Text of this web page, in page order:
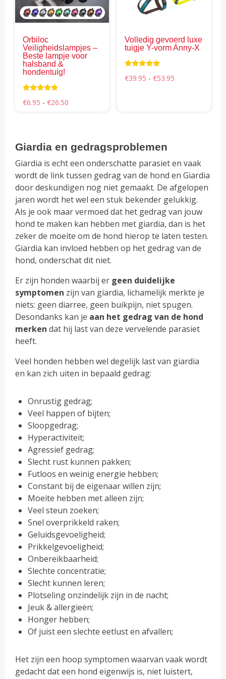
Orbiloc
Veiligheidslampjes –
Beste lampje voor
halsband &
hondentuig!
4.58
€6.95 - €26.50
worden
productpagina
Volledig gevoerd luxe
tuigje Y-vorm Anny-X
4.94
€39.95 - €53.95Prijsklasse:
Giardia en gedragsproblemen
Giardia is echt een onderschatte parasiet en vaak
wordt de link tussen gedrag van de hond en Giardia
door deskundigen nog niet gemaakt. De afgelopen
jaren wordt het wel een stuk bekender gelukkig.
Als je ook maar vermoed dat het gedrag van jouw
hond te maken kan hebben met giardia, dan is het
zeker de moeite om de hond hierop te laten testen.
Giardia kan invloed hebben op het gedrag van de
hond, onderschat dit niet.
Er zijn honden waarbij er geen duidelijke
symptomen zijn van giardia, lichamelijk merkte je
niets: geen diarree, geen buikpijn, niet spugen.
Desondanks kan je aan het gedrag van de hond
merken dat hij last van deze vervelende parasiet
heeft.
Veel honden hebben wel degelijk last van giardia
en kan zich uiten in bepaald gedrag:
Onrustig gedrag;
Veel happen of bijten;
Sloopgedrag;
Hyperactiviteit;
Agressief gedrag;
Slecht rust kunnen pakken;
Futloos en weinig energie hebben;
Constant bij de eigenaar willen zijn;
Moeite hebben met alleen zijn;
Veel steun zoeken;
Snel overprikkeld raken;
Geluidsgevoeligheid;
Prikkelgevoeligheid;
Onbereikbaarheid;
Slechte concentratie;
Slecht kunnen leren;
Plotseling onzindelijk zijn in de nacht;
Jeuk & allergieën;
Honger hebben;
Of juist een slechte eetlust en afvallen;
Het zijn een hoop symptomen waarvan vaak wordt
gedacht dat een hond eigenwijs is, niet luistert,